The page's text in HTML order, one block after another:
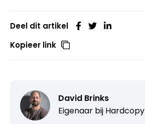
Deel dit artikel
Kopieer link
David Brinks
Eigenaar bij Hardcopy